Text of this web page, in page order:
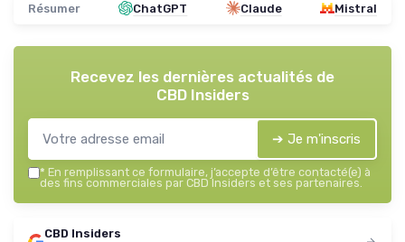
Résumer ChatGPT Claude Mistral
Recevez les dernières actualités de
CBD Insiders
➔ Je m'inscris
* En remplissant ce formulaire, j’accepte d’être contacté(e) à
des fins commerciales par CBD Insiders et ses partenaires.
CBD Insiders